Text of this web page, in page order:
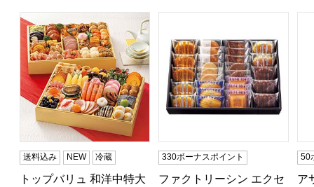
トップバリュ 和洋中特大二段重「饗宴」(きょうえん)【4
送料込み NEW 冷蔵
トップバリュ 和洋中特大
330ボーナスポイント
ファクトリーシン エクセ
50
ア